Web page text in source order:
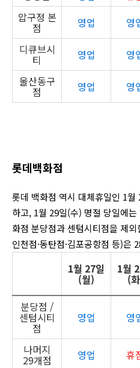
압구정 본
점 영업 영
디큐브시
티 영업 영
울산동구
점 영업 영
롯데백화점
롯데 백화점 역시 대체휴일인 1
하고, 1월 29일(수) 명절 당일에
화점 분당점과 센텀시티점을 제
인천점·동탄점·김포공항점 등)은
1월 27일
(월)
1월
(
분당점 /
센텀시티
점
영업 영
나머지
29개점 영업 휴